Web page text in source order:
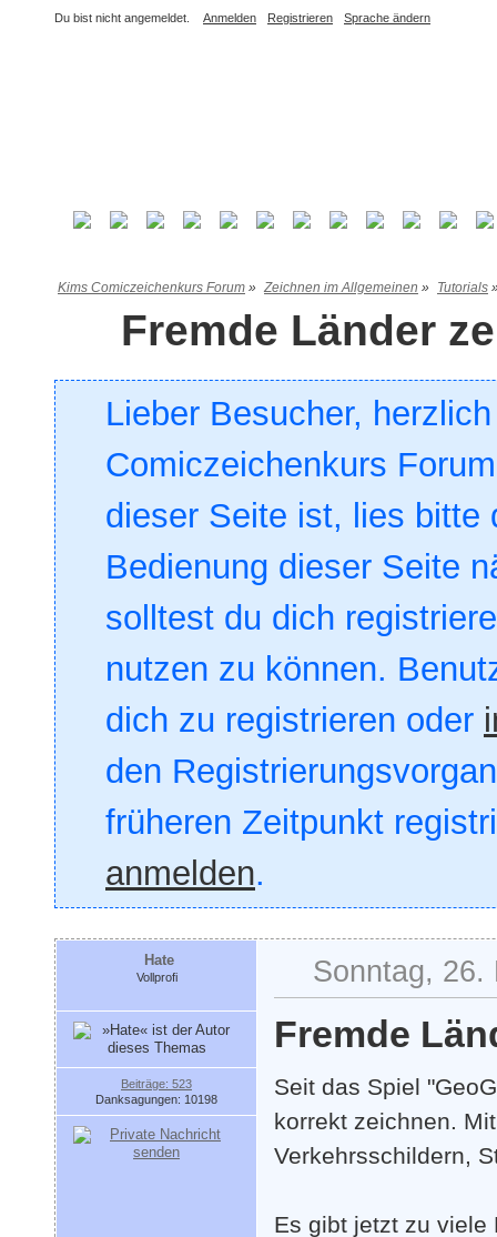
Du bist nicht angemeldet. Anmelden Registrieren Sprache ändern
Kims Comiczeichenkurs Forum » Zeichnen im Allgemeinen » Tutorials
Fremde Länder
Lieber Besucher,
Comiczeichenkurs
dieser Seite ist, lies bitte
Bedienung dieser Seite
solltest du dich
nutzen zu können.
dich zu registrieren oder
den
früheren Zeitpunkt
anmelden.
Hate
Vollprofi
Beiträge: 523
Danksagungen: 10198
Sonntag, 26.
Fremde
Seit das Spiel
korrekt zeichnen.
Verkehrsschildern,
Es gibt jetzt zu viele